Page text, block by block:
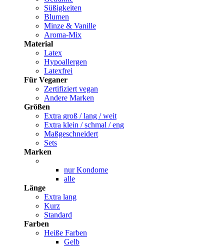
Süßigkeiten
Blumen
Minze & Vanille
Aroma-Mix
Material
Latex
Hypoallergen
Latexfrei
Für Veganer
Zertifiziert vegan
Andere Marken
Größen
Extra groß / lang / weit
Extra klein / schmal / eng
Maßgeschneidert
Sets
Marken
nur Kondome
alle
Länge
Extra lang
Kurz
Standard
Farben
Heiße Farben
Gelb